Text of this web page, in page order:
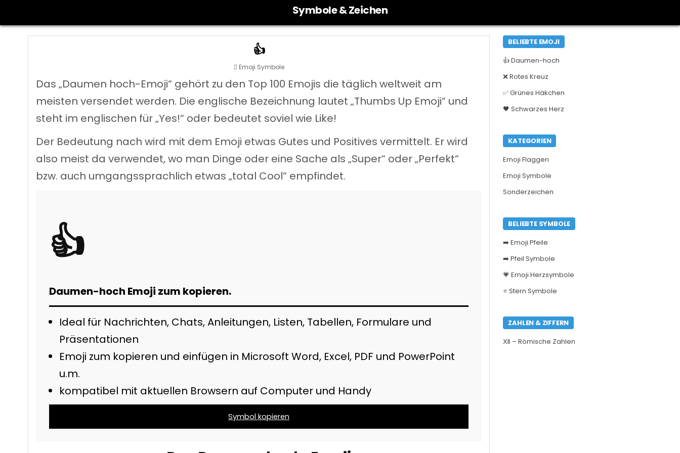
content
Symbole & Zeichen
👍
Posted
Emoji Symbole
Das „Daumen hoch-Emoji“ gehört zu den Top 100 Emojis die täglich weltweit am
meisten versendet werden. Die englische Bezeichnung lautet „Thumbs Up Emoji“ und
steht im englischen für „Yes!“ oder bedeutet soviel wie Like!
Der Bedeutung nach wird mit dem Emoji etwas Gutes und Positives vermittelt. Er wird
also meist da verwendet, wo man Dinge oder eine Sache als „Super“ oder „Perfekt“
bzw. auch umgangssprachlich etwas „total Cool“ empfindet.
👍
Daumen-hoch Emoji zum kopieren.
Ideal für Nachrichten, Chats, Anleitungen, Listen, Tabellen, Formulare und
Präsentationen
Emoji zum kopieren und einfügen in Microsoft Word, Excel, PDF und PowerPoint
u.m.
kompatibel mit aktuellen Browsern auf Computer und Handy
Symbol kopieren
BELIEBTE EMOJI
👍 Daumen-hoch
❌ Rotes Kreuz
✅ Grünes Häkchen
🖤 Schwarzes Herz
KATEGORIEN
Emoji Flaggen
Emoji Symbole
Sonderzeichen
BELIEBTE SYMBOLE
➡️ Emoji Pfeile
➡️ Pfeil Symbole
💗 Emoji Herzsymbole
⭐ Stern Symbole
ZAHLEN & ZIFFERN
Ⅻ – Römische Zahlen